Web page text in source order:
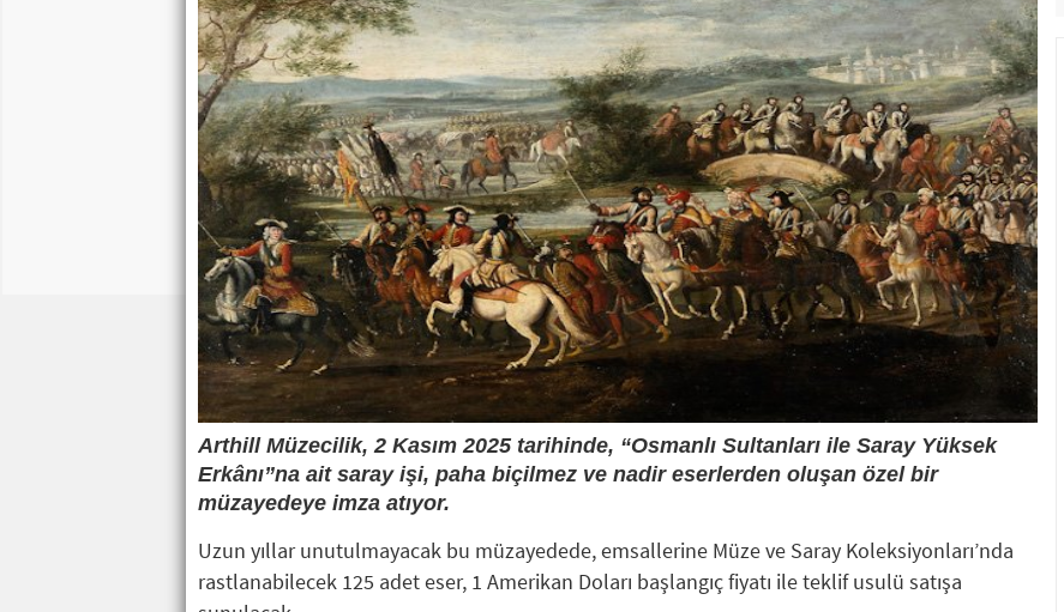
Arthill Müzecilik, 2 Kasım 2025 tarihinde, “Osmanlı Sultanları ile Saray Yüksek
Erkânı”na ait saray işi, paha biçilmez ve nadir eserlerden oluşan özel bir
müzayedeye imza atıyor.
Uzun yıllar unutulmayacak bu müzayedede, emsallerine Müze ve Saray Koleksiyonları’nda
rastlanabilecek 125 adet eser, 1 Amerikan Doları başlangıç fiyatı ile teklif usulü satışa